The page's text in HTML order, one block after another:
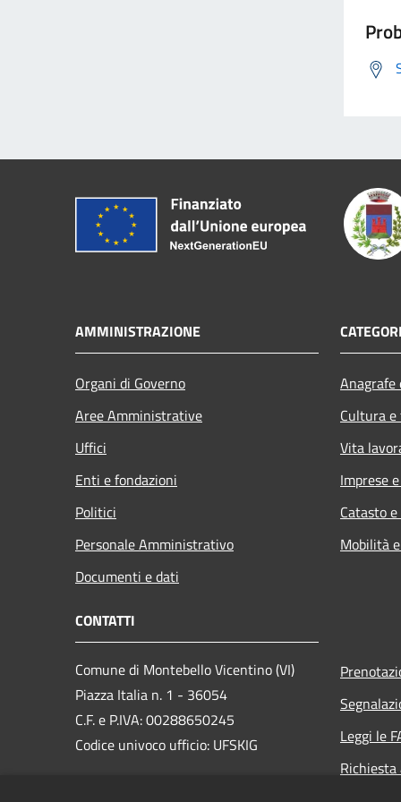
AMMINISTRAZIONE
Organi di Governo
Aree Amministrative
Uffici
Enti e fondazioni
Politici
Personale Amministrativo
Documenti e dati
Cultura
Vita
Imprese
Catasto
Mobilità
CONTATTI
Comune di Montebello Vicentino (VI)
Piazza Italia n. 1 - 36054
C.F. e P.IVA: 00288650245
Codice univoco ufficio: UFSKIG
Leggi le